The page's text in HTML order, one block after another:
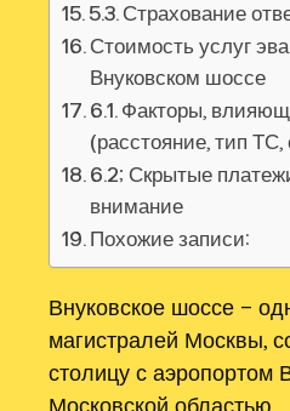
5.3. Страхование
Стоимость услуг
Внуковском шоссе
6.1. Факторы,
(расстояние, тип ТС,
6.2; Скрытые
внимание
Похожие записи:
Внуковское шоссе –
магистралей Москвы,
столицу с аэропортом
Московской областью.